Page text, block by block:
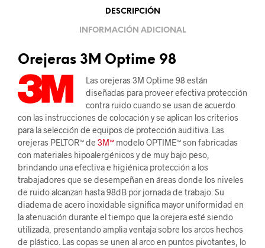
DESCRIPCIÓN
INFORMACIÓN ADICIONAL
Orejeras 3M Optime 98
Las orejeras 3M Optime 98 están
diseñadas para proveer efectiva protección
contra ruido cuando se usan de acuerdo
con las instrucciones de colocación y se aplican los criterios
para la selección de equipos de protección auditiva. Las
orejeras PELTOR™ de 3M™ modelo OPTIME™ son fabricadas
con materiales hipoalergénicos y de muy bajo peso,
brindando una efectiva e higiénica protección a los
trabajadores que se desempeñan en áreas donde los niveles
de ruido alcanzan hasta 98dB por jornada de trabajo. Su
diadema de acero inoxidable significa mayor uniformidad en
la atenuación durante el tiempo que la orejera esté siendo
utilizada, presentando amplia ventaja sobre los arcos hechos
de plástico. Las copas se unen al arco en puntos pivotantes, lo